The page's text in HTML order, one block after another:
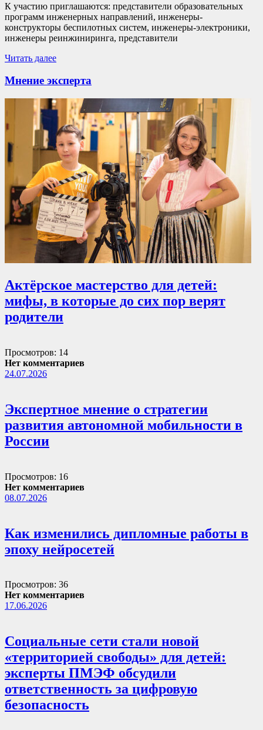
К участию приглашаются: представители образовательных
программ инженерных направлений, инженеры-
конструкторы беспилотных систем, инженеры-электроники,
инженеры реинжиниринга, представители
Читать далее
Мнение эксперта
Актёрское мастерство для детей:
мифы, в которые до сих пор верят
родители
Просмотров: 14
Нет комментариев
24.07.2026
Экспертное мнение о стратегии
развития автономной мобильности в
России
Просмотров: 16
Нет комментариев
08.07.2026
Как изменились дипломные работы в
эпоху нейросетей
Просмотров: 36
Нет комментариев
17.06.2026
Социальные сети стали новой
«территорией свободы» для детей:
эксперты ПМЭФ обсудили
ответственность за цифровую
безопасность